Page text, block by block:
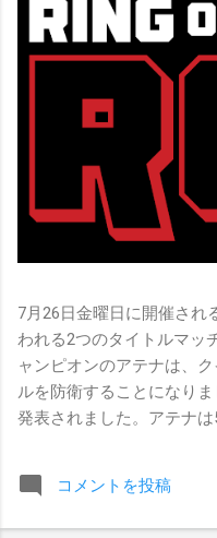
7月26日金曜日に開催され
われる2つのタイトルマッ
ャンピオンのアテナは、
ルを防衛することになり
発表されました。アテナ
女子世界チャンピオンは5
みましたが、それはスト
コメントを投稿